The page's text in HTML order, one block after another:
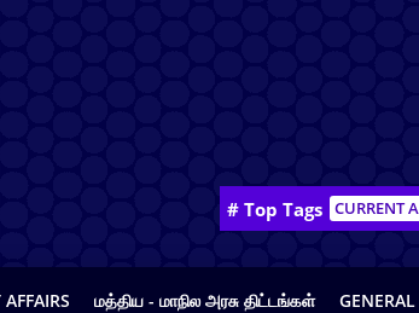
# Top Tags CURRENT
மத்திய - மாநில அரசு திட்டங்கள்